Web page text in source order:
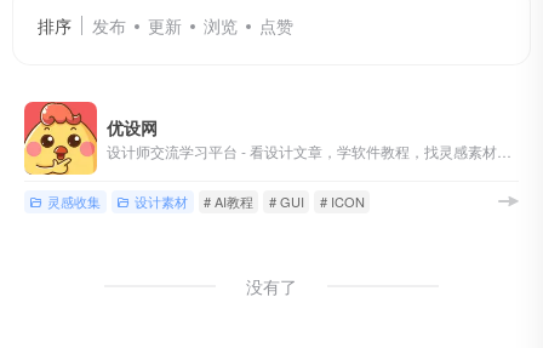
排序 发布 更新 浏览 点赞
优设网
灵感收集 设计素材 # AI教程 # GUI # ICON
没有了